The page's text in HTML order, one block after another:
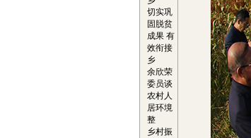
切实巩
固脱贫
成果 有
效衔接
乡
余欣荣
委员谈
农村人
居环境
整
乡村振